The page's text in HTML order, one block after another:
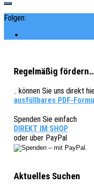
Folgen:
Regelmäßig
.. können Sie uns direkt
ausfüllbares PDF-
Spenden Sie einfach
DIREKT IM SHOP
oder über PayPal
Aktuelles Suchen